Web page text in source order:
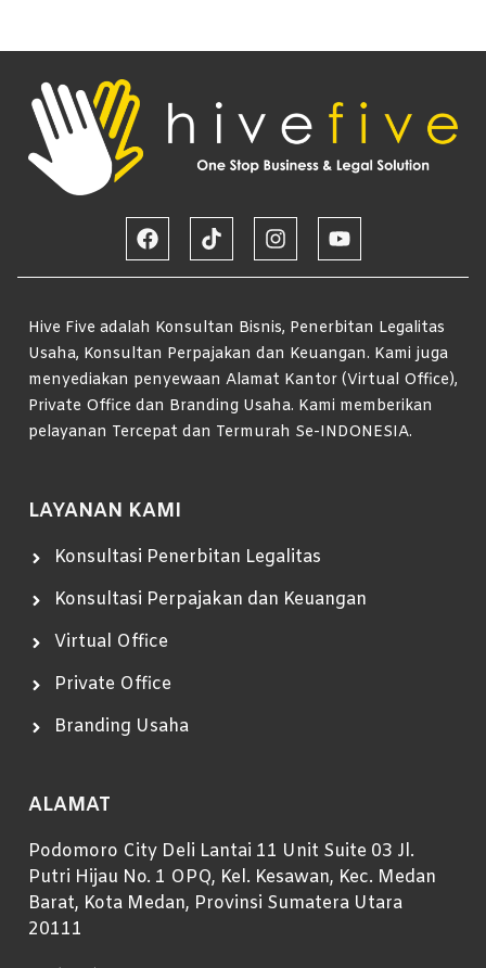
Hive Five adalah Konsultan Bisnis, Penerbitan Legalitas
Usaha, Konsultan Perpajakan dan Keuangan. Kami juga
menyediakan penyewaan Alamat Kantor (Virtual Office),
Private Office dan Branding Usaha. Kami memberikan
pelayanan Tercepat dan Termurah Se-INDONESIA.
LAYANAN KAMI
Konsultasi Penerbitan Legalitas
Konsultasi Perpajakan dan Keuangan
Virtual Office
Private Office
Branding Usaha
ALAMAT
Podomoro City Deli Lantai 11 Unit Suite 03 Jl.
Putri Hijau No. 1 OPQ, Kel. Kesawan, Kec. Medan
Barat, Kota Medan, Provinsi Sumatera Utara
20111